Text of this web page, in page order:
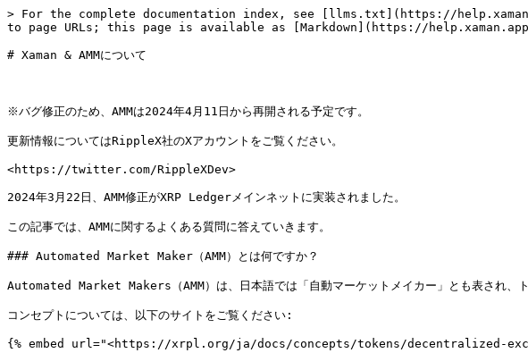
> For the complete documentation index, see [llms.txt](https://
to page URLs; this page is available as [Markdown](https://help.xaman.app/
# Xaman & AMMについて
※バグ修正のため、AMMは2024年4月11日から再開される予定です。
更新情報についてはRippleX社のXアカウントをご覧ください。
<https://twitter.com/RippleXDev>
2024年3月22日、AMM修正がXRP Ledgerメインネットに実装されました。
この記事では、AMMに関するよくある質問に答えていきます。
### Automated Market Maker（AMM）とは何ですか？
Automated Market Makers（AMM）は、日本語では「自動マーケットメイカー」とも表され、
コンセプトについては、以下のサイトをご覧ください:
{% embed url="<https://xrpl.org/ja/docs/concepts/tokens/decentralized-